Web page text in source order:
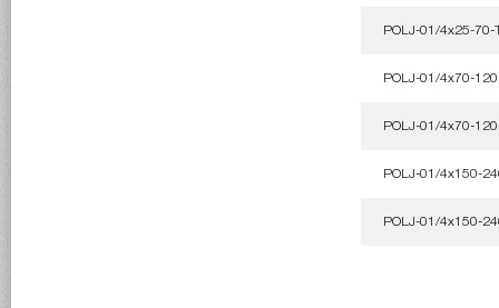
POLJ-01/4x25-70-
POLJ-01/4x70-120
POLJ-01/4x70-
POLJ-01/4x150-
POLJ-01/4x150-